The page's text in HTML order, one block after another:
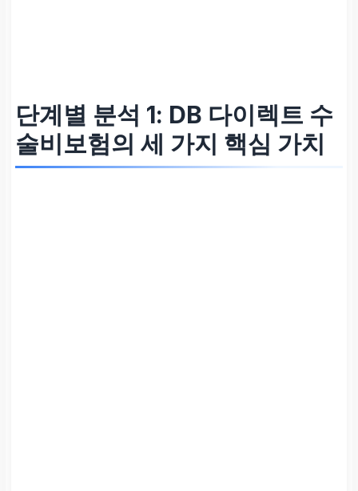
단계별 분석 1: DB 다이렉트 수
술비보험의 세 가지 핵심 가치